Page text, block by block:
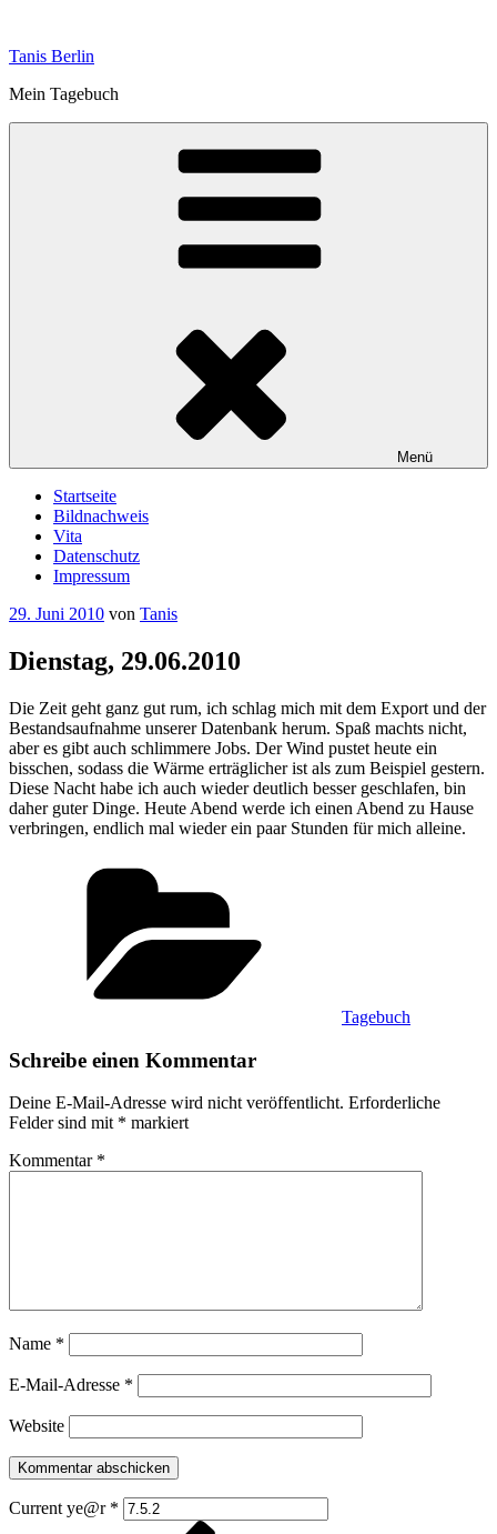
springen
Tanis Berlin
Mein Tagebuch
Menü
Startseite
Bildnachweis
Vita
Datenschutz
Impressum
Veröffentlicht
29. Juni 2010 von Tanis
Dienstag, 29.06.2010
Die Zeit geht ganz gut rum, ich schlag mich mit dem Export und der
Bestandsaufnahme unserer Datenbank herum. Spaß machts nicht,
aber es gibt auch schlimmere Jobs. Der Wind pustet heute ein
bisschen, sodass die Wärme erträglicher ist als zum Beispiel gestern.
Diese Nacht habe ich auch wieder deutlich besser geschlafen, bin
daher guter Dinge. Heute Abend werde ich einen Abend zu Hause
verbringen, endlich mal wieder ein paar Stunden für mich alleine.
Tagebuch
Schreibe einen Kommentar
Deine E-Mail-Adresse wird nicht veröffentlicht. Erforderliche
Felder sind mit * markiert
Kommentar *
Name *
E-Mail-Adresse *
Website
Current ye@r *